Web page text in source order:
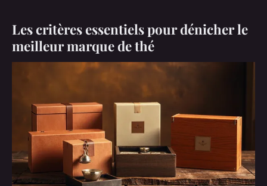
Les critères essentiels pour dénicher le
meilleur marque de thé